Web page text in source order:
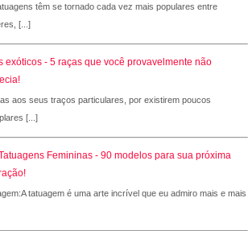
têm se tornado cada vez mais populares entre
[...]
exóticos - 5 raças que você provavelmente não
aos seus traços particulares, por existirem poucos
[...]
Femininas - 90 modelos para sua próxima
tatuagem é uma arte incrível que eu admiro mais e mais